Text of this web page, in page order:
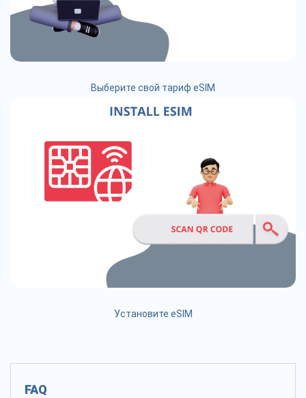
Выберите свой тариф eSIM
Установите eSIM
FAQ